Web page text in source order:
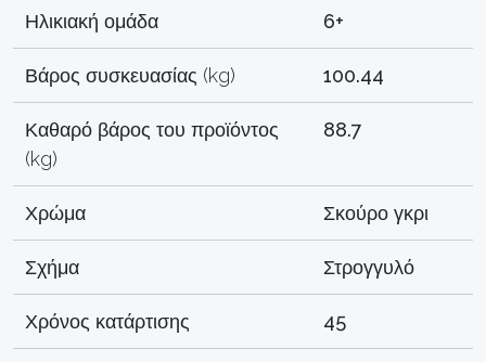
Ηλικιακή ομάδα 6+
Βάρος συσκευασίας (kg) 100.44
Καθαρό βάρος του προϊόντος
(kg)
88.7
Χρώμα Σκούρο γκρι
Σχήμα Στρογγυλό
Χρόνος κατάρτισης 45